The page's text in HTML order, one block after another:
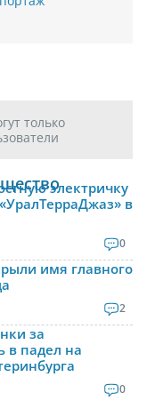
только
электричку
в
0
имя главного
2
за
в падел на
0